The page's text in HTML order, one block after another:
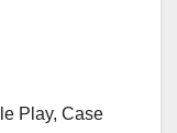
Play, Case